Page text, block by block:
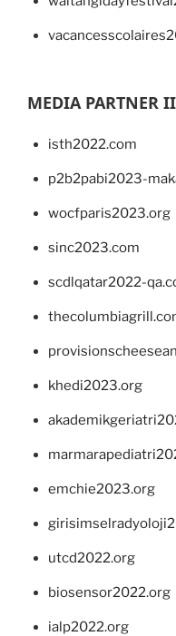
MEDIA PARTNER II
isth2022.com
p2b2pabi2023-
wocfparis2023.org
sinc2023.com
scdlqatar2022-
khedi2023.org
emchie2023.org
utcd2022.org
biosensor2022.org
ialp2022.org